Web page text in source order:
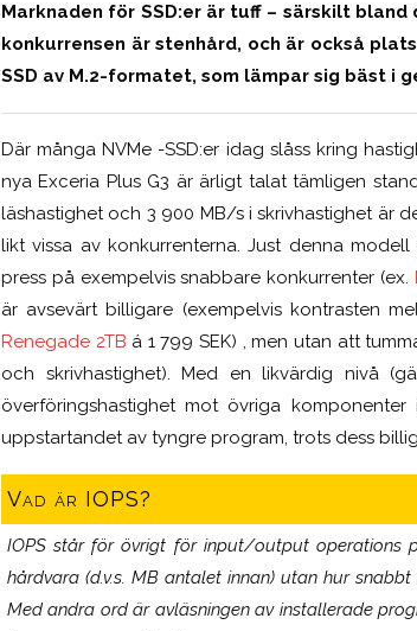
Marknaden för SSD:er är tuff – särskilt
konkurrensen är stenhård, och är också
SSD av M.2-formatet, som lämpar sig bäst i
Där många NVMe -SSD:er idag slåss kring
nya Exceria Plus G3 är ärligt talat tämligen
läshastighet och 3 900 MB/s i skrivhastighet är
likt vissa av konkurrenterna. Just denna
press på exempelvis snabbare konkurrenter (ex.
är avsevärt billigare (exempelvis kontrasten
Renegade 2TB á 1 799 SEK) , men utan att
och skrivhastighet). Med en likvärdig nivå
överföringshastighet mot övriga
uppstartandet av tyngre program, trots dess
Vad är IOPS?
IOPS står för övrigt för input/output operations
hårdvara (d.v.s. MB antalet innan) utan hur
Med andra ord är avläsningen av installerade